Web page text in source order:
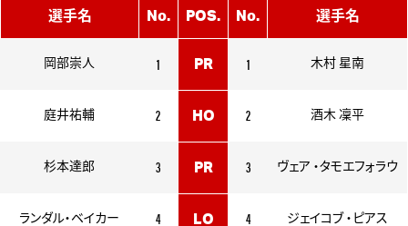
選手名 No. POS. No. 選手名
岡部崇人 1 PR 1 木村 星南
庭井祐輔 2 HO 2 酒木 凜平
杉本達郎 3 PR 3 ヴェア ・タモエフォラウ
ランダル・ベイカー 4 LO 4 ジェイコブ ・ピアス